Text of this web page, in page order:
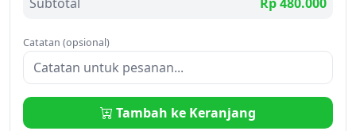
Catatan (opsional)
Tambah ke Keranjang